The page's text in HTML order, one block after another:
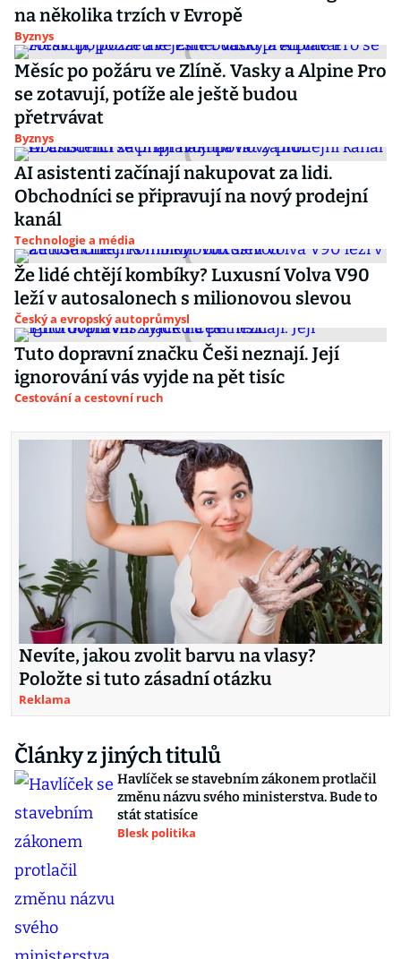
na několika trzích v Evropě
Byznys
Měsíc po požáru ve Zlíně. Vasky a Alpine Pro
se zotavují, potíže ale ještě budou
přetrvávat
Byznys
AI asistenti začínají nakupovat za lidi.
Obchodníci se připravují na nový prodejní
kanál
Technologie a média
Že lidé chtějí kombíky? Luxusní Volva V90
leží v autosalonech s milionovou slevou
Český a evropský autoprůmysl
Tuto dopravní značku Češi neznají. Její
ignorování vás vyjde na pět tisíc
Cestování a cestovní ruch
Nevíte, jakou zvolit barvu na vlasy?
Položte si tuto zásadní otázku
Reklama
Články z jiných titulů
Havlíček se stavebním zákonem protlačil
změnu názvu svého ministerstva. Bude to
stát statisíce
Blesk politika